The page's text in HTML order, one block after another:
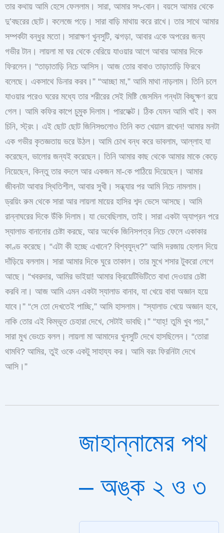
তার কথায় আমি হেসে ফেললাম। সারা, আমার সৎ-বোন। বয়সে আমার থেকে
দু’বছরের ছোট। কলেজে পড়ে। সারা বাড়ি মাথায় করে রাখে। তার সাথে আমার
সম্পর্কটা বন্ধুর মতো। সারাক্ষণ খুনসুটি, ঝগড়া, আবার একে অপরের জন্য
গভীর টান। লায়লা মা ঘর থেকে বেরিয়ে যাওয়ার আগে আবার আমার দিকে
ফিরলেন। “তাড়াতাড়ি নিচে আসিস। আজ তোর বাবাও তাড়াতাড়ি ফিরবে
বলেছে। একসাথে ডিনার করব।” “আচ্ছা মা,” আমি মাথা নাড়লাম। তিনি চলে
যাওয়ার পরেও ঘরের মধ্যে তার শরীরের সেই মিষ্টি জেসমিন গন্ধটা কিছুক্ষণ রয়ে
গেল। আমি কফির কাপে চুমুক দিলাম। পারফেক্ট। ঠিক যেমন আমি খাই। কম
চিনি, স্ট্রং। এই ছোট ছোট জিনিসগুলোও তিনি কত খেয়াল রাখেন! আমার মনটা
এক গভীর কৃতজ্ঞতায় ভরে উঠল। আমি চোখ বন্ধ করে ভাবলাম, আল্লাহ যা
করেছেন, ভালোর জন্যই করেছেন। তিনি আমার কাছ থেকে আমার মাকে কেড়ে
নিয়েছেন, কিন্তু তার বদলে আর একজন মা-কে পাঠিয়ে দিয়েছেন। আমার
জীবনটা আবার স্থিতিশীল, আবার সুখী। সন্ধ্যার পর আমি নিচে নামলাম।
ড্রয়িং রুম থেকে সারা আর লায়লা মায়ের হাসির শব্দ ভেসে আসছে। আমি
রান্নাঘরের দিকে উঁকি দিলাম। যা ভেবেছিলাম, তাই। সারা একটা অ্যাপ্রন পরে
স্যালাড বানানোর চেষ্টা করছে, আর অর্ধেক জিনিসপত্র নিচে ফেলে একাকার
কাণ্ড করেছে। “এটা কী হচ্ছে এখানে? বিশ্বযুদ্ধ?” আমি দরজায় হেলান দিয়ে
দাঁড়িয়ে বললাম। সারা আমার দিকে ঘুরে তাকাল। তার মুখে শসার টুকরো লেগে
আছে। “খবরদার, আমির ভাইয়া! আমার ক্রিয়েটিভিটিতে বাধা দেওয়ার চেষ্টা
করবি না। আজ আমি এমন একটা স্যালাড বানাব, যা খেয়ে বাবা অজ্ঞান হয়ে
যাবে।” “সে তো দেখতেই পাচ্ছি,” আমি হাসলাম। “স্যালাড খেয়ে অজ্ঞান হবে,
নাকি তোর এই কিম্ভূত চেহারা দেখে, সেটাই ভাবছি।” “যাহ্! তুমি খুব পচা,”
সারা মুখ ভেংচে বলল। লায়লা মা আমাদের খুনসুটি দেখে হাসছিলেন। “তোরা
থামবি? আমির, তুই ওকে একটু সাহায্য কর। আমি বরং ফিরনিটা দেখে
আসি।”
জাহান্নামের পথ
– অঙ্ক ২ ও ৩